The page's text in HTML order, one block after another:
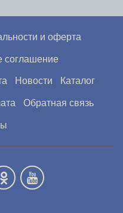
и оферта
соглашение
Новости Каталог
Обратная связь